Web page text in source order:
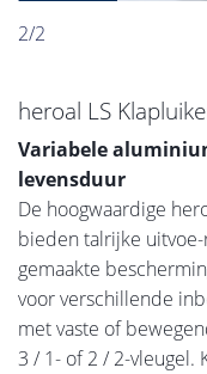
2/2
heroal LS
Variabele
levensduur
De hoogwaardige
bieden talrijke
gemaakte
voor verschillende
met vaste of
3 / 1- of 2 / 2-vleugel.